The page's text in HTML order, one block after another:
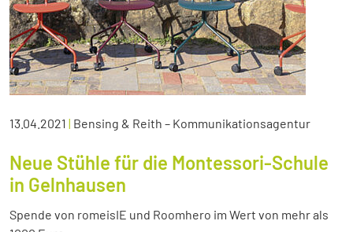
13.04.2021 | Bensing & Reith – Kommunikationsagentur
Neue Stühle für die Montessori-Schule
in Gelnhausen
Spende von romeisIE und Roomhero im Wert von mehr als